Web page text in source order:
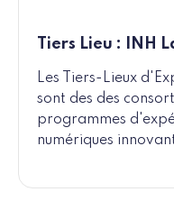
Tiers Lieu : INH
Les Tiers-Lieux
sont des des
programmes
numériques